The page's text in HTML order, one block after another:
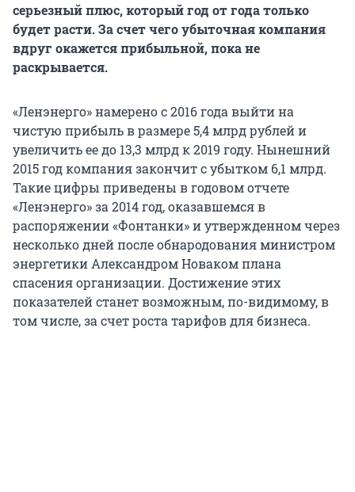
серьезный плюс, который год от года только
будет расти. За счет чего убыточная компания
вдруг окажется прибыльной, пока не
раскрывается.
«Ленэнерго» намерено с 2016 года выйти на
чистую прибыль в размере 5,4 млрд рублей и
увеличить ее до 13,3 млрд к 2019 году. Нынешний
2015 год компания закончит с убытком 6,1 млрд.
Такие цифры приведены в годовом отчете
«Ленэнерго» за 2014 год, оказавшемся в
распоряжении «Фонтанки» и утвержденном через
несколько дней после обнародования министром
энергетики Александром Новаком плана
спасения организации. Достижение этих
показателей станет возможным, по-видимому, в
том числе, за счет роста тарифов для бизнеса.